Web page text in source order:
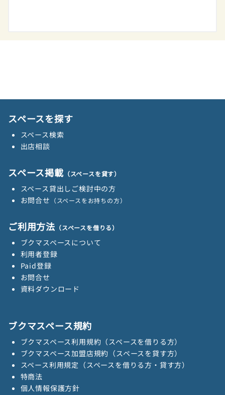
スペースを探す
スペース検索
出店相談
スペース掲載 （スペースを貸す）
スペース貸出しご検討中の方
お問合せ （スペースをお持ちの方）
ご利用方法 （スペースを借りる）
ブクマスペースについて
利用者登録
Paid登録
お問合せ
資料ダウンロード
ブクマスペース規約
ブクマスペース利用規約（スペースを借りる方）
ブクマスペース加盟店規約（スペースを貸す方）
スペース利用規定（スペースを借りる方・貸す方）
特商法
個人情報保護方針